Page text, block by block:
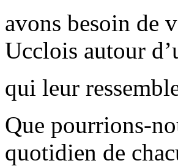
avons besoin de
Ucclois autour
qui leur
Que pourrions-
quotidien de